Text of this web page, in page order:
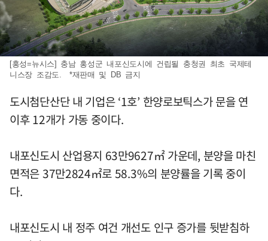
[홍성=뉴시스] 충남 홍성군 내포신도시에 건립될 충청권 최초 국제테
니스장 조감도. *재판매 및 DB 금지
도시첨단산단 내 기업은 ‘1호’ 한양로보틱스가 문을 연
이후 12개가 가동 중이다.
내포신도시 산업용지 63만9627㎡ 가운데, 분양을 마친
면적은 37만2824㎡로 58.3%의 분양률을 기록 중이
다.
내포신도시 내 정주 여건 개선도 인구 증가를 뒷받침하